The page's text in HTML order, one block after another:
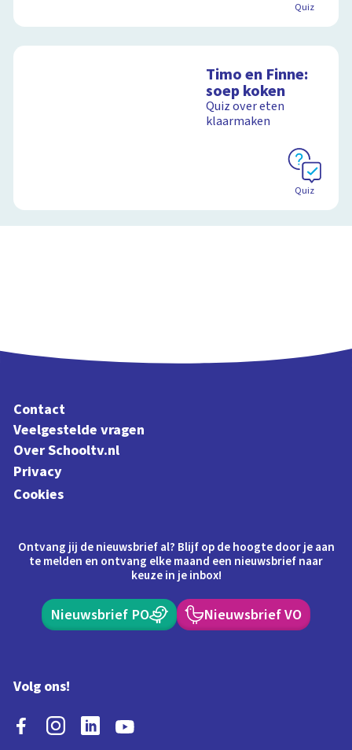
Quiz
Timo en Finne:
soep koken
Quiz over eten
klaarmaken
Quiz
Contact
Veelgestelde vragen
Over Schooltv.nl
Privacy
Cookies
Ontvang jij de nieuwsbrief al? Blijf op de hoogte door je aan
te melden en ontvang elke maand een nieuwsbrief naar
keuze in je inbox!
Nieuwsbrief PO Nieuwsbrief VO
Volg ons!